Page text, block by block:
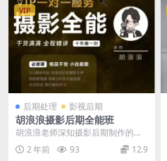
VIP
后期处理 影视后期
胡浪浪摄影后期全能班
胡浪浪老师深知摄影后期制作的复
杂性和挑战性，因此他设计的摄影
后期全能班课程，将系...
2 年前 93 12.9